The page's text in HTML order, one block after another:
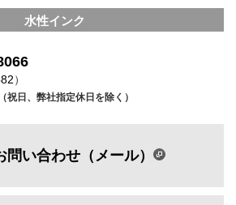
水性インク
）
祝日、弊社指定休日を除く）
問い合わせ（メール）